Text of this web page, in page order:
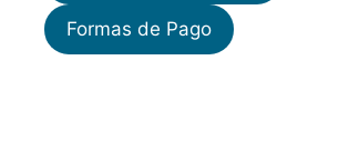
Formas de Pago